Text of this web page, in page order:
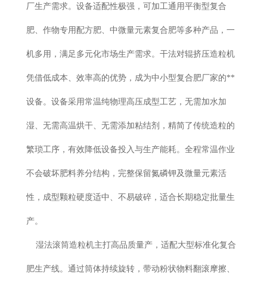
厂生产需求。设备适配性极强，可加工通用平衡型复合
肥、作物专用配方肥、中微量元素复合肥等多种产品，一
机多用，满足多元化市场生产需求。干法对辊挤压造粒机
凭借低成本、效率高的优势，成为中小型复合肥厂家的**
设备。设备采用常温纯物理高压成型工艺，无需加水加
湿、无需高温烘干、无需添加粘结剂，精简了传统造粒的
繁琐工序，有效降低设备投入与生产能耗。全程常温作业
不会破坏肥料养分结构，完整保留氮磷钾及微量元素活
性，成型颗粒硬度适中、不易破碎，适合长期稳定批量生
产。
湿法滚筒造粒机主打高品质量产，适配大型标准化复合
肥生产线。通过筒体持续旋转，带动粉状物料翻滚摩擦、